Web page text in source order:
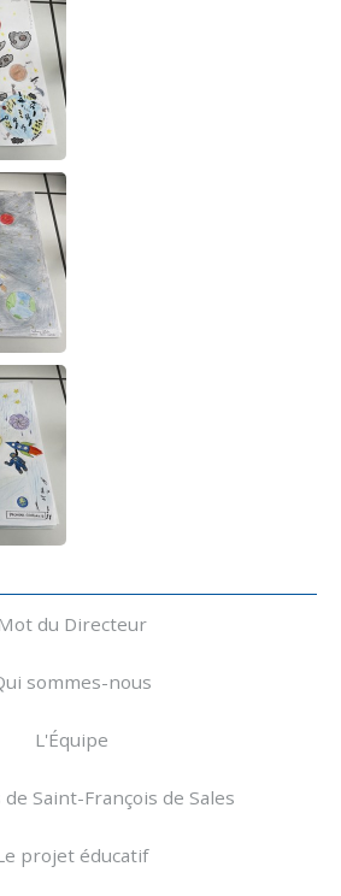
du Directeur
sommes-nous
L'Équipe
Saint-François de Sales
projet éducatif